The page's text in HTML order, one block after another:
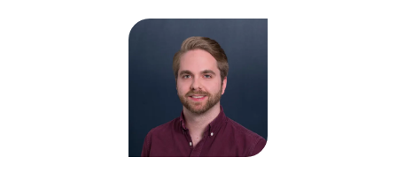
und meine Erfahrungen mit euch teile.
Recksiek